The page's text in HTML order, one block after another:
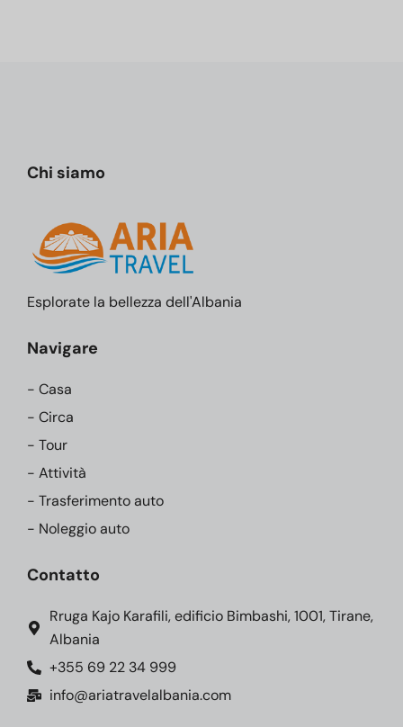
Chi siamo
Esplorate la bellezza dell'Albania
Navigare
- Casa
- Circa
- Tour
- Attività
- Trasferimento auto
- Noleggio auto
Contatto
Rruga Kajo Karafili, edificio Bimbashi, 1001, Tirane,
Albania
+355 69 22 34 999
info@ariatravelalbania.com